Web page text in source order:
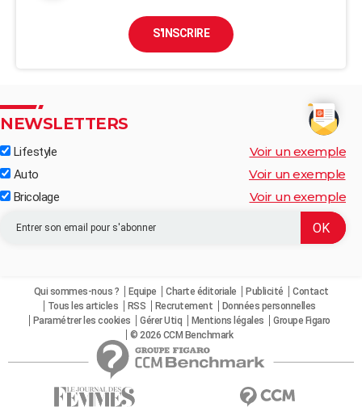
S'INSCRIRE
NEWSLETTERS
Lifestyle Voir un exemple
Auto Voir un exemple
Bricolage Voir un exemple
Qui sommes-nous ? Equipe Charte éditoriale Publicité
Contact
Tous les articles
RSS Recrutement
Données personnelles
Paramétrer les cookies
Gérer Utiq Mentions légales
Groupe Figaro
© 2026 CCM Benchmark